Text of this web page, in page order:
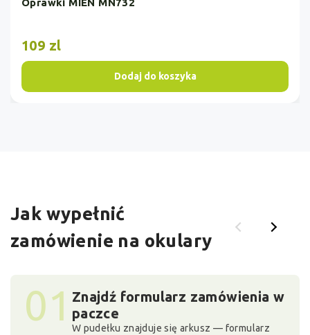
Jak wypełnić
zamówienie na okulary
01 Znajdź formularz zamówienia w
paczce
W pudełku znajduje się arkusz — formularz